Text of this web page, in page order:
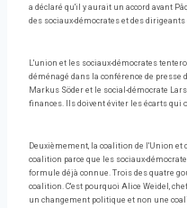
a déclaré qu'il y aurait un accord avant
des sociaux-démocrates et des dirigeants
L'union et les sociaux-démocrates
déménagé dans la conférence de
Markus Söder et le social-démocrate
finances. Ils doivent éviter les écarts qui
Deuxièmement, la coalition de l'Union et
coalition parce que les sociaux-
formule déjà connue. Trois des quatre
coalition. C'est pourquoi Alice Weidel,
un changement politique et non une